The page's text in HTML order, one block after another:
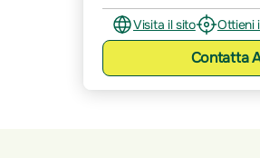
Visita il sito Ottieni
Contatta